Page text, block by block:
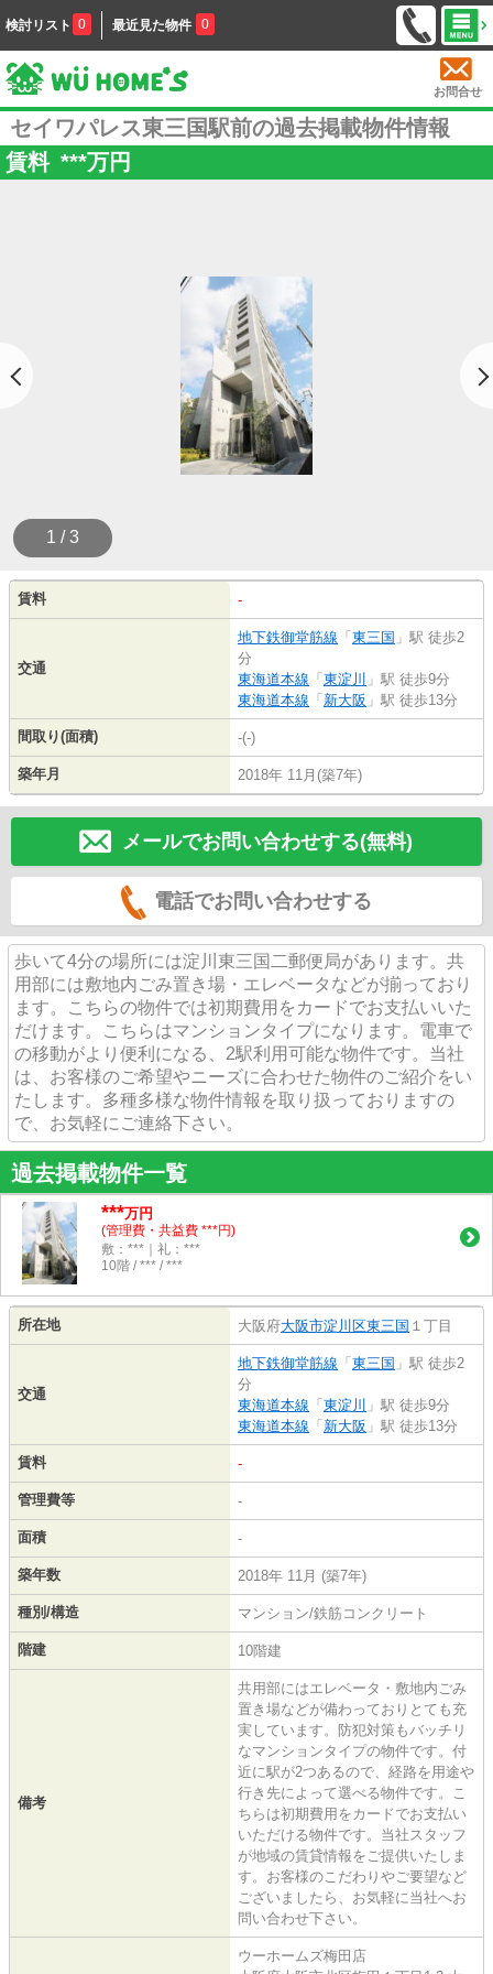
検討リスト 0 最近見た物件 0
お問合せ
セイワパレス東三国駅前の過去掲載物件情報
賃料 ***万円
1 / 3
賃料 -
交通
地下鉄御堂筋線 「 東三国 」駅 徒歩2
分
東海道本線 「 東淀川 」駅 徒歩9分
東海道本線 「 新大阪 」駅 徒歩13分
間取り(面積) -(-)
築年月 2018年 11月(築7年)
メールでお問い合わせする(無料)
電話でお問い合わせする
歩いて4分の場所には淀川東三国二郵便局があります。共
用部には敷地内ごみ置き場・エレベータなどが揃っており
ます。こちらの物件では初期費用をカードでお支払いいた
だけます。こちらはマンションタイプになります。電車で
の移動がより便利になる、2駅利用可能な物件です。当社
は、お客様のご希望やニーズに合わせた物件のご紹介をい
たします。多種多様な物件情報を取り扱っておりますの
で、お気軽にご連絡下さい。
過去掲載物件一覧
***万円
(管理費・共益費 ***円)
敷：***｜礼：***
10階 / *** / ***
所在地 大阪府大阪市淀川区東三国 １丁目
交通
地下鉄御堂筋線 「 東三国 」駅 徒歩2
分
東海道本線 「 東淀川 」駅 徒歩9分
東海道本線 「 新大阪 」駅 徒歩13分
賃料 -
管理費等 -
面積 -
築年数 2018年 11月 (築7年)
種別/構造 マンション/鉄筋コンクリート
階建 10階建
備考
共用部にはエレベータ・敷地内ごみ
置き場などが備わっておりとても充
実しています。防犯対策もバッチリ
なマンションタイプの物件です。付
近に駅が2つあるので、経路を用途や
行き先によって選べる物件です。こ
ちらは初期費用をカードでお支払い
いただける物件です。当社スタッフ
が地域の賃貸情報をご提供いたしま
す。お客様のこだわりやご要望など
ございましたら、お気軽に当社へお
問い合わせ下さい。
ウーホームズ梅田店